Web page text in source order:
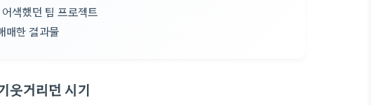
색했던 팀 프로젝트
매한 결과물
웃거리던 시기